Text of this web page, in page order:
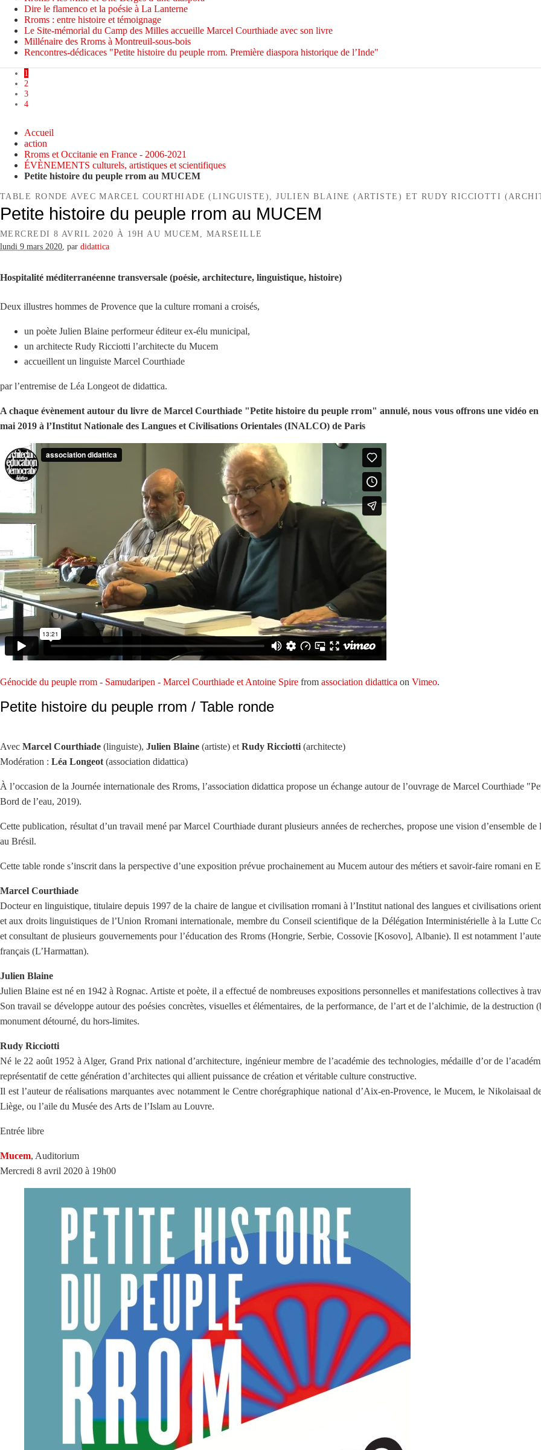
Dire le flamenco et la poésie à La Lanterne
Rroms : entre histoire et témoignage
Le Site-mémorial du Camp des Milles accueille Marcel Courthiade avec son livre
Millénaire des Rroms à Montreuil-sous-bois
Rencontres-dédicaces "Petite histoire du peuple rrom. Première diaspora historique de l’Inde"
1
2
3
4
Accueil
action
Rroms et Occitanie en France - 2006-2021
ÉVÈNEMENTS culturels, artistiques et scientifiques
Petite histoire du peuple rrom au MUCEM
TABLE RONDE AVEC MARCEL COURTHIADE (LINGUISTE), JULIEN BLAINE (ARTISTE) ET RUDY RICCIOTTI
Petite histoire du peuple rrom au MUCEM
MERCREDI 8 AVRIL 2020 À 19H AU MUCEM, MARSEILLE
lundi 9 mars 2020 par didattica
Hospitalité méditerranéenne transversale (poésie, architecture, linguistique, histoire)
Deux illustres hommes de Provence que la culture rromani a croisés,
un poète Julien Blaine performeur éditeur ex-élu municipal,
un architecte Rudy Ricciotti l’architecte du Mucem
accueillent un linguiste Marcel Courthiade
par l’entremise de Léa Longeot de didattica.
A chaque évènement autour du livre de Marcel Courthiade "Petite histoire du peuple rrom" annulé, nous vous offrons une vidéo
mai 2019 à l’Institut Nationale des Langues et Civilisations Orientales (INALCO) de Paris
Génocide du peuple rrom - Samudaripen - Marcel Courthiade et Antoine Spire from association didattica on Vimeo.
Petite histoire du peuple rrom / Table ronde
Avec Marcel Courthiade (linguiste), Julien Blaine (artiste) et Rudy Ricciotti (architecte)
Modération : Léa Longeot (association didattica)
À l’occasion de la Journée internationale des Rroms, l’association didattica propose un échange autour de l’ouvrage de Marcel Courthiade
Bord de l’eau, 2019).
Cette publication, résultat d’un travail mené par Marcel Courthiade durant plusieurs années de recherches, propose une vision d’ensemble
au Brésil.
Cette table ronde s’inscrit dans la perspective d’une exposition prévue prochainement au Mucem autour des métiers et savoir-faire romani en
Marcel Courthiade
Docteur en linguistique, titulaire depuis 1997 de la chaire de langue et civilisation rromani à l’Institut national des langues et civilisations
et aux droits linguistiques de l’Union Rromani internationale, membre du Conseil scientifique de la Délégation Interministérielle à la
et consultant de plusieurs gouvernements pour l’éducation des Rroms (Hongrie, Serbie, Cossovie [Kosovo], Albanie). Il est notamment
français (L’Harmattan).
Julien Blaine
Julien Blaine est né en 1942 à Rognac. Artiste et poète, il a effectué de nombreuses expositions personnelles et manifestations collectives à
Son travail se développe autour des poésies concrètes, visuelles et élémentaires, de la performance, de l’art et de l’alchimie, de la
monument détourné, du hors-limites.
Rudy Ricciotti
Né le 22 août 1952 à Alger, Grand Prix national d’architecture, ingénieur membre de l’académie des technologies, médaille d’or de
représentatif de cette génération d’architectes qui allient puissance de création et véritable culture constructive.
Il est l’auteur de réalisations marquantes avec notamment le Centre chorégraphique national d’Aix-en-Provence, le Mucem, le Nikolaisaal
Liège, ou l’aile du Musée des Arts de l’Islam au Louvre.
Entrée libre
Mucem, Auditorium
Mercredi 8 avril 2020 à 19h00